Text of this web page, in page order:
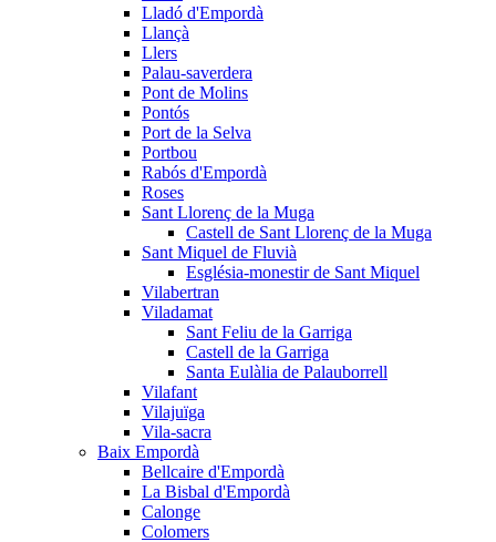
Lladó d'Empordà
Llançà
Llers
Palau-saverdera
Pont de Molins
Pontós
Port de la Selva
Portbou
Rabós d'Empordà
Roses
Sant Llorenç de la Muga
Castell de Sant Llorenç de la Muga
Sant Miquel de Fluvià
Església-monestir de Sant Miquel
Vilabertran
Viladamat
Sant Feliu de la Garriga
Castell de la Garriga
Santa Eulàlia de Palauborrell
Vilafant
Vilajuïga
Vila-sacra
Baix Empordà
Bellcaire d'Empordà
La Bisbal d'Empordà
Calonge
Colomers